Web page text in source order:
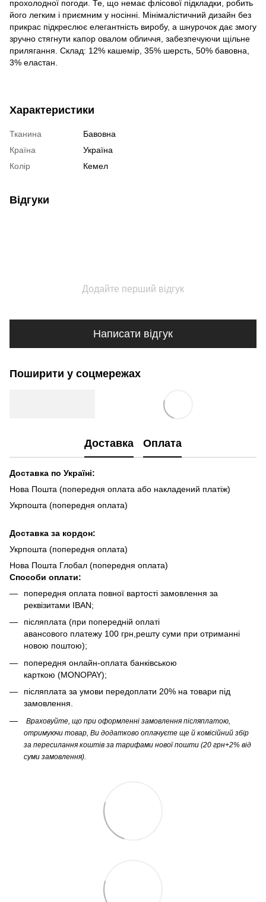
прохолодної погоди. Те, що немає флісової підкладки, робить
його легким і приємним у носінні. Мінімалістичний дизайн без
прикрас підкреслює елегантність виробу, а шнурочок дає змогу
зручно стягнути капор овалом обличчя, забезпечуючи щільне
прилягання. Склад: 12% кашемір, 35% шерсть, 50% бавовна,
3% еластан.
Характеристики
Тканина
Бавовна
Країна
Україна
Колір
Кемел
Відгуки
Додайте перший відгук
Написати відгук
Поширити у соцмережах
Доставка Оплата
Доставка по Україні:
Нова Пошта (попередня оплата або накладений платіж)
Укрпошта (попередня оплата)
Доставка за кордон:
Укрпошта (попередня оплата)
Нова Пошта Глобал (попередня оплата)
Способи оплати:
попередня оплата повної вартості замовлення за
реквізитами IBAN;
післяплата (при попередній оплаті
авансового платежу 100 грн,решту суми при отриманні
новою поштою);
попередня онлайн-оплата банківською
карткою (MONOPAY);
післяплата за умови передоплати 20% на товари під
замовлення.
Враховуйте, що при оформленні замовлення післяплатою,
отримуючи товар, Ви додатково оплачуєте ще й комісійний збір
за пересилання коштів за тарифами нової пошти (20 грн+2% від
суми замовлення).